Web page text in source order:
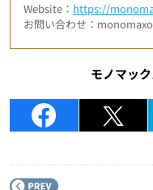
Website： https://
お問い合わせ：
モノマッ